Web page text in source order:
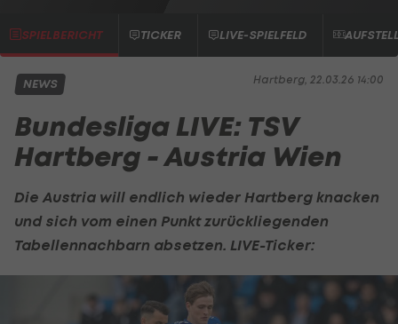
SPIELBERICHT TICKER LIVE-SPIELFELD
Hartberg, 22.03.26 14:00
NEWS
Bundesliga LIVE: TSV
Hartberg - Austria Wien
Die Austria will endlich wieder Hartberg knacken
und sich vom einen Punkt zurückliegenden
Tabellennachbarn absetzen. LIVE-Ticker: